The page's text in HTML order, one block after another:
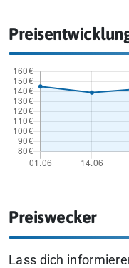
Preiswecker
Lass dich